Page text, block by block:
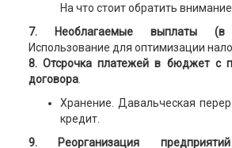
На что стоит обратить
7. Необлагаемые выплаты
Использование для оптимизации
8. Отсрочка платежей в бюджет с
договора.
Хранение. Давальческая
кредит.
9. Реорганизация